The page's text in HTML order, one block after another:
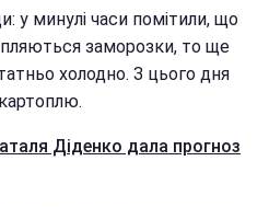
у минулі часи помітили, що
заморозки, то ще
холодно. З цього дня
Діденко дала прогноз